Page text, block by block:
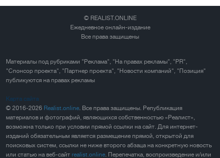
© REALIST.ONLINE
Ежедневное онлайн-издание
Все права защищены
Материалы под рубриками "Реклама", "На правах рекламы", "PR",
"Спонсор проекта", "Партнер проекта", "Новости компаний", "Позиция"
публикуются на правах рекламы
Карта сайта
© 2016-2026 Realist.online. Все права защищены. Републикация
материалов и фотографий, являющихся собственностью «Реалист»,
возможна только при условии прямой ссылки на сайт. Для интернет-
изданий обязательным является размещение прямой, открытой для
поисковых систем, ссылки не ниже второго абзаца на конкретную новость
или статью на веб-сайт realist.online. Перепечатка, воспроизведение и/или